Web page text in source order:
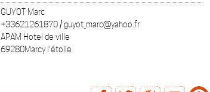
GUYOT Marc
+33621261870 / guyot_marc@yahoo.fr
APAM Hotel de ville
69280Marcy l'étoile